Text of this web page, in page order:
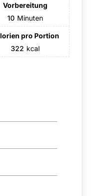
Vorbereitung
10 Minuten
pro Portion
322 kcal